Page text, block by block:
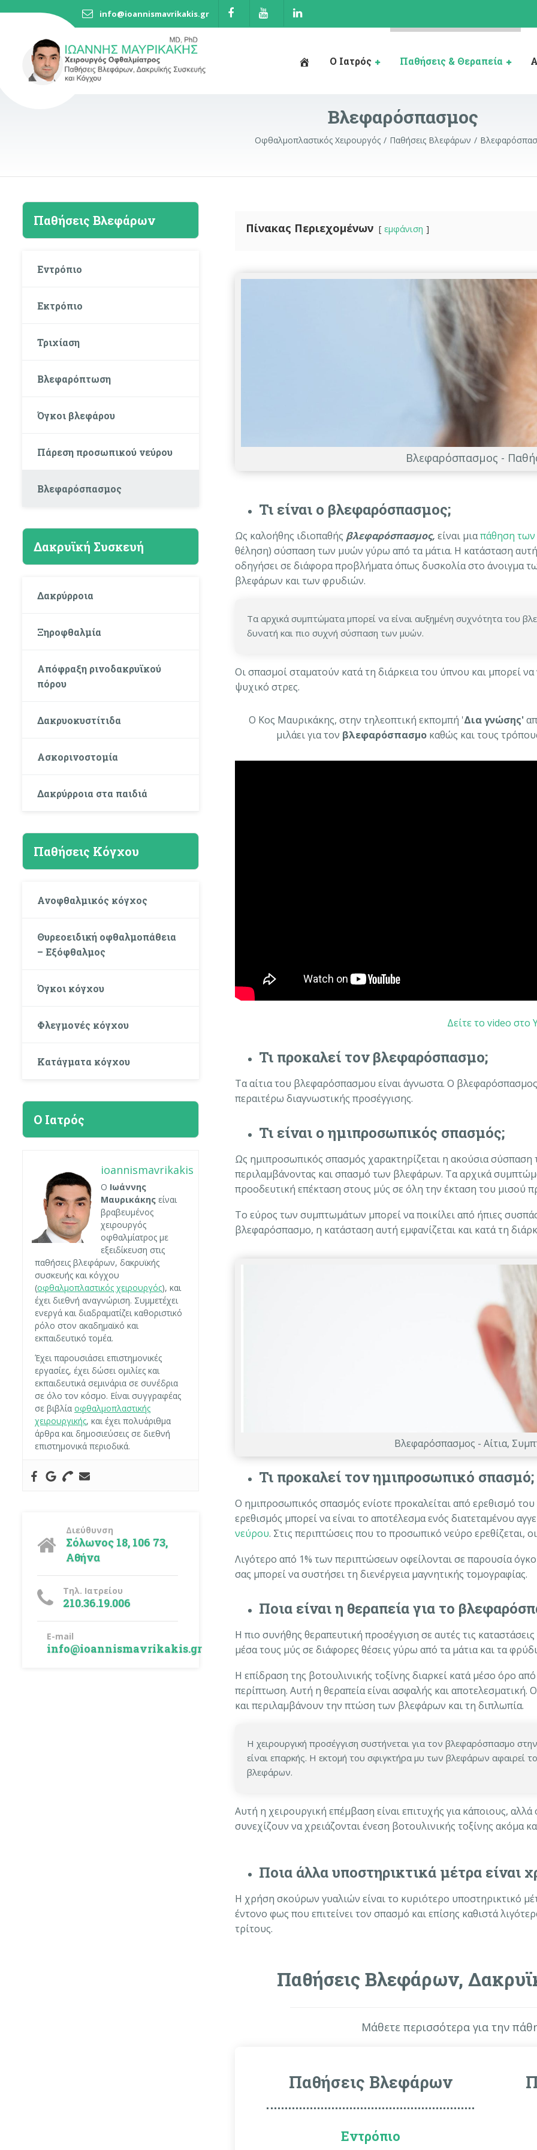
info@ioannismavrikakis.gr
Ο Ιατρός Παθήσεις & Θεραπεία
Βλεφαρόσπασμος
Οφθαλμοπλαστικός Χειρουργός Παθήσεις Βλεφάρων
Πίνακας Περιεχομένων εμφάνιση
Βλεφαρόσπασμος -
Τι είναι ο βλεφαρόσπασμος;
Ως καλοήθης ιδιοπαθής βλεφαρόσπασμος, είναι μιαπάθηση
θέληση) σύσπαση των μυών γύρω από τα μάτια. Η κατάσταση
οδηγήσει σε διάφορα προβλήματα όπως δυσκολία στο άνοιγμα
βλεφάρων και των φρυδιών.
Τα αρχικά συμπτώματα μπορεί να είναι αυξημένη συχνότητα του
δυνατή και πιο συχνή σύσπαση των μυών.
Οι σπασμοί σταματούν κατά τη διάρκεια του ύπνου και μπορεί
ψυχικό στρες.
Ο Κος Μαυρικάκης, στην τηλεοπτική εκπομπή 'Δια γνώσης'
μιλάει για τον βλεφαρόσπασμοκαθώς και τους
Δείτε το video στο
Τι προκαλεί τον βλεφαρόσπασμο;
Τα αίτια του βλεφαρόσπασμου είναι άγνωστα. Ο
περαιτέρω διαγνωστικής προσέγγισης.
Τι είναι ο ημιπροσωπικός σπασμός;
Ως ημιπροσωπικός σπασμός χαρακτηρίζεται η ακούσια
περιλαμβάνοντας και σπασμό των βλεφάρων. Τα αρχικά
προοδευτική επέκταση στους μύς σε όλη την έκταση του μισού
Το εύρος των συμπτωμάτων μπορεί να ποικίλει από ήπιες
βλεφαρόσπασμο, η κατάσταση αυτή εμφανίζεται και κατά τη
Βλεφαρόσπασμος - Αίτια,
Τι προκαλεί τον ημιπροσωπικό σπασμό;
Ο ημιπροσωπικός σπασμός ενίοτε προκαλείται από ερεθισμό
ερεθισμός μπορεί να είναι το αποτέλεσμα ενός διατεταμένου
νεύρου. Στις περιπτώσεις που το προσωπικό νεύρο ερεθίζεται,
Λιγότερο από 1% των περιπτώσεων οφείλονται σε παρουσία
σας μπορεί να συστήσει τη διενέργεια μαγνητικής τομογραφίας.
Ποια είναι η θεραπεία για το
Η πιο συνήθης θεραπευτική προσέγγιση σε αυτές τις
μέσα τους μύς σε διάφορες θέσεις γύρω από τα μάτια και τα
Η επίδραση της βοτουλινικής τοξίνης διαρκεί κατά μέσο όρο
περίπτωση. Αυτή η θεραπεία είναι ασφαλής και αποτελεσματική.
και περιλαμβάνουν την πτώση των βλεφάρων και τη διπλωπία.
Η χειρουργική προσέγγιση συστήνεται για τον βλεφαρόσπασμο
είναι επαρκής. Η εκτομή του σφιγκτήρα μυ των βλεφάρων αφαιρεί
βλεφάρων.
Αυτή η χειρουργική επέμβαση είναι επιτυχής για κάποιους,
συνεχίζουν να χρειάζονται ένεση βοτουλινικής τοξίνης ακόμα
Ποια άλλα υποστηρικτικά μέτρα είναι
Η χρήση σκούρων γυαλιών είναι το κυριότερο υποστηρικτικό
έντονο φως που επιτείνει τον σπασμό και επίσης καθιστά
τρίτους.
Παθήσεις Βλεφάρων,
Μάθετε περισσότερα για την
Παθήσεις Βλεφάρων
Εντρόπιο
Παθήσεις Βλεφάρων
Εντρόπιο
Εκτρόπιο
Τριχίαση
Βλεφαρόπτωση
Όγκοι βλεφάρου
Πάρεση προσωπικού νεύρου
Βλεφαρόσπασμος
Δακρυϊκή Συσκευή
Δακρύρροια
Ξηροφθαλμία
Απόφραξη ρινοδακρυϊκού
πόρου
Δακρυοκυστίτιδα
Ασκορινοστομία
Δακρύρροια στα παιδιά
Παθήσεις Κόγχου
Ανοφθαλμικός κόγχος
Θυρεοειδική οφθαλμοπάθεια
– Εξόφθαλμος
Όγκοι κόγχου
Φλεγμονές κόγχου
Κατάγματα κόγχου
Ο Ιατρός
ioannismavrikakis
Ο Ιωάννης
Μαυρικάκης είναι
βραβευμένος
χειρουργός
οφθαλμίατρος με
εξειδίκευση στις
παθήσεις βλεφάρων, δακρυϊκής
συσκευής και κόγχου
(οφθαλμοπλαστικός χειρουργός), και
έχει διεθνή αναγνώριση. Συμμετέχει
ενεργά και διαδραματίζει καθοριστικό
ρόλο στον ακαδημαϊκό και
εκπαιδευτικό τομέα.
Έχει παρουσιάσει επιστημονικές
εργασίες, έχει δώσει ομιλίες και
εκπαιδευτικά σεμινάρια σε συνέδρια
σε όλο τον κόσμο. Είναι συγγραφέας
σε βιβλία οφθαλμοπλαστικής
χειρουργικής, και έχει πολυάριθμα
άρθρα και δημοσιεύσεις σε διεθνή
επιστημονικά περιοδικά.
Διεύθυνση
Σόλωνος 18, 106 73,
Αθήνα
Τηλ. Ιατρείου
210.36.19.006
E-mail
info@ioannismavrikakis.gr